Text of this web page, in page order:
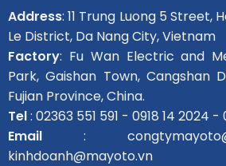
Address: 11 Trung Luong 5 Street,
Le District, Da Nang City, Vietnam
Factory: Fu Wan Electric and
Park, Gaishan Town, Cangshan
Fujian Province, China.
Tel: 02363 551 591 - 0918 14 2024 -
Email:
kinhdoanh@mayoto.vn